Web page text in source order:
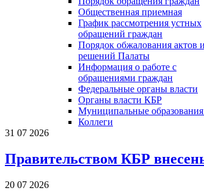
Общественная приемная
График рассмотрения устных
обращений граждан
Порядок обжалования актов и
решений Палаты
Информация о работе с
обращениями граждан
Федеральные органы власти
Органы власти КБР
Муниципальные
Коллеги
31 07 2026
Правительством КБР
20 07 2026